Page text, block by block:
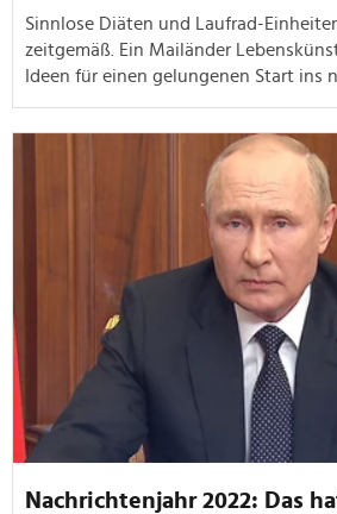
Sinnlose Diäten und Laufrad-
zeitgemäß. Ein Mailänder
Ideen für einen gelungenen Start ins
Nachrichtenjahr 2022: Das